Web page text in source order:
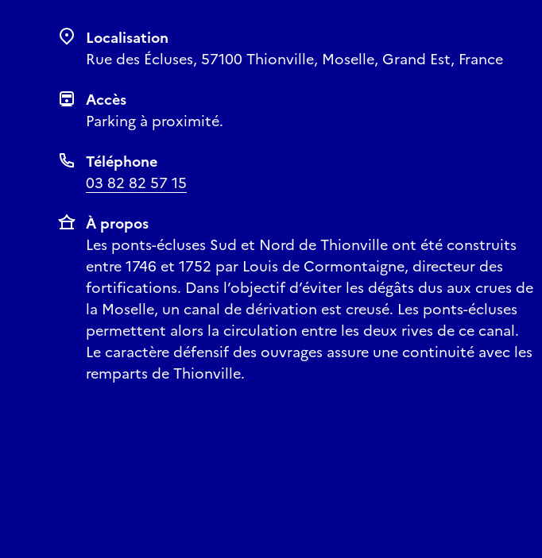
Localisation
Rue des Écluses, 57100 Thionville, Moselle, Grand Est, France
Accès
Parking à proximité.
Téléphone
03 82 82 57 15
À propos
Les ponts-écluses Sud et Nord de Thionville ont été construits
entre 1746 et 1752 par Louis de Cormontaigne, directeur des
fortifications. Dans l’objectif d’éviter les dégâts dus aux crues de
la Moselle, un canal de dérivation est creusé. Les ponts-écluses
permettent alors la circulation entre les deux rives de ce canal.
Le caractère défensif des ouvrages assure une continuité avec les
remparts de Thionville.